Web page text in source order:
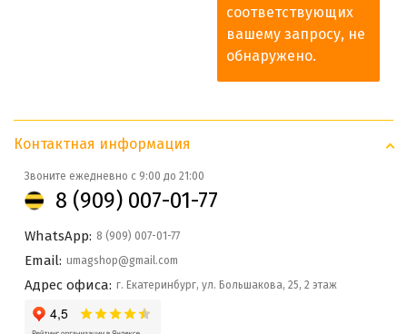
соответствующих
вашему запросу, не
обнаружено.
Контактная информация
Звоните ежедневно с 9:00 до 21:00
8 (909) 007-01-77
WhatsApp: 8 (909) 007-01-77
Email: umagshop@gmail.com
Адрес офиса: г. Екатеринбург, ул. Большакова, 25, 2 этаж